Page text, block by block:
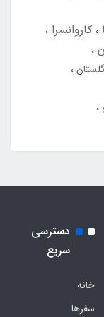
کاروانسرا
دسترسی
سریع
خانه
سفرها